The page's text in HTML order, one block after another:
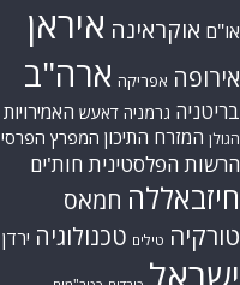
או"ם אוקראינה איראן
אירופה אפריקה ארה"ב
בריטניה גרמניה דאעש האמירויות
הגולן המזרח התיכון המפרץ הפרסי
הרשות הפלסטינית חות'ים
חיזבאללה חמאס
טורקיה טילים טכנולוגיה ירדן